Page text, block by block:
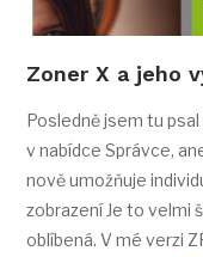
Zoner X a jeho
Posledně jsem tu
v nabídce Správce,
nově umožňuje
zobrazení Je to velmi
oblíbená. V mé verzi